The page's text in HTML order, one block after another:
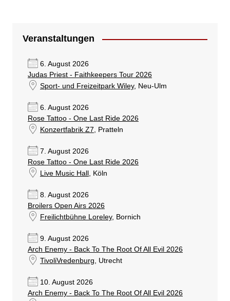
Veranstaltungen
6. August 2026
Judas Priest - Faithkeepers Tour 2026
Sport- und Freizeitpark Wiley, Neu-Ulm
6. August 2026
Rose Tattoo - One Last Ride 2026
Konzertfabrik Z7, Pratteln
7. August 2026
Rose Tattoo - One Last Ride 2026
Live Music Hall , Köln
8. August 2026
Broilers Open Airs 2026
Freilichtbühne Loreley, Bornich
9. August 2026
Arch Enemy - Back To The Root Of All Evil 2026
TivoliVredenburg, Utrecht
10. August 2026
Arch Enemy - Back To The Root Of All Evil 2026